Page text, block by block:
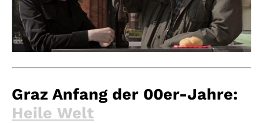
Graz Anfang der 00er-Jahre:
Heile Welt